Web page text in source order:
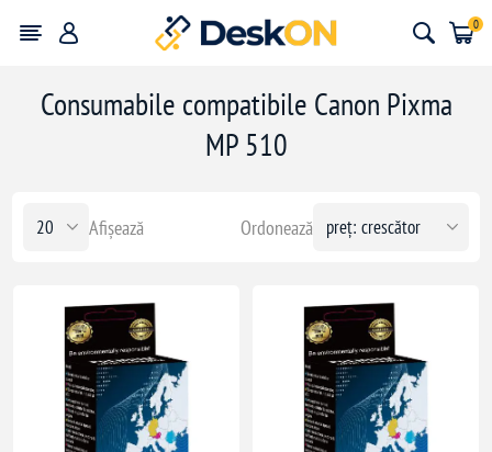
0
Consumabile compatibile Canon Pixma
MP 510
Ordonează
Afișează